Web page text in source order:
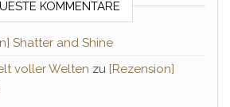
KOMMENTARE
Shatter and Shine
voller Welten zu [Rezension]